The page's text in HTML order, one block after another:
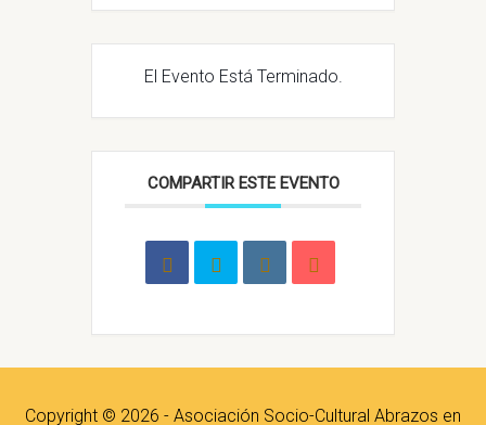
El Evento Está Terminado.
COMPARTIR ESTE EVENTO
Copyright © 2026 - Asociación Socio-Cultural Abrazos en